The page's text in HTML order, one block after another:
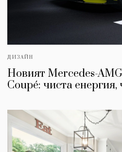
ДИЗАЙН
Новият Mercedes-
Coupé: чиста